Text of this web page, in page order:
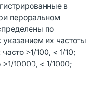
в
пероральном
по
их частоты
>1/100, < 1/10;
10000, < 1/1000;